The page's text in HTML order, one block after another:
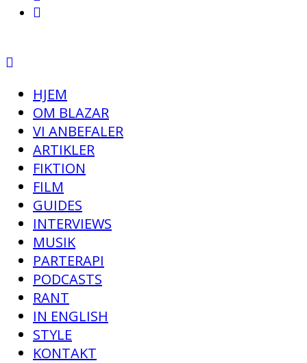
HJEM
OM BLAZAR
VI ANBEFALER
ARTIKLER
FIKTION
FILM
GUIDES
INTERVIEWS
MUSIK
PARTERAPI
PODCASTS
RANT
IN ENGLISH
STYLE
KONTAKT